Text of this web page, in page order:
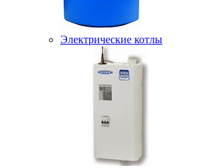
Электрические котлы